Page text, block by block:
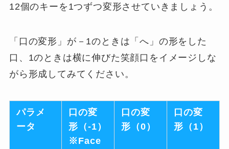
12個のキーを1つずつ変形させていきましょう。
「口の変形」が－1のときは「へ」の形をした
口、1のときは横に伸びた笑顔口をイメージしな
がら形成してみてください。
パラメ
ータ
口の変
形（-1）
※Face
口の変
形（0）
口の変
形（1）